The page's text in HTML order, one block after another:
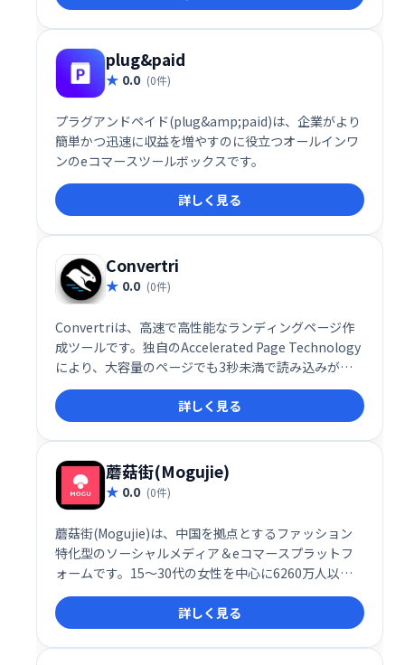
plug&paid
0.0 (0件)
プラグアンドペイド(plug&amp;paid)は、企業がより
簡単かつ迅速に収益を増やすのに役立つオールインワ
ンのeコマースツールボックスです。
詳しく見る
Convertri
0.0 (0件)
Convertriは、高速で高性能なランディングページ作
成ツールです。独自のAccelerated Page Technology
により、大容量のページでも3秒未満で読み込みが完
了。遅いページによるコンバージョンロスを解消し、
売上向上に貢献します。 一瞬の遅延も許さない、高速
でレスポンシブなランディングページで、あなたのビ
ジネスを加速させましょう。
詳しく見る
蘑菇街(Mogujie)
0.0 (0件)
蘑菇街(Mogujie)は、中国を拠点とするファッション
特化型のソーシャルメディア＆eコマースプラットフ
ォームです。15～30代の女性を中心に6260万人以上
の月間アクティブユーザーを擁し、ファッションコン
テンツ、商品、サービスを提供しています。中国市場
における若年層女性へのリーチを目指す企業にとっ
て、強力なマーケティングツールとなります。
詳しく見る